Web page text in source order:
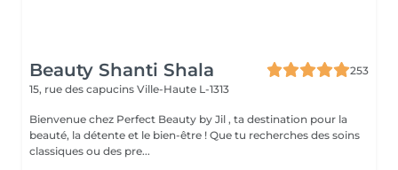
Beauty Shanti Shala
253
15, rue des capucins Ville-Haute L-1313
Bienvenue chez Perfect Beauty by Jil , ta destination pour la
beauté, la détente et le bien-être ! Que tu recherches des soins
classiques ou des pre...